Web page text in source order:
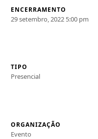
ENCERRAMENTO
29 setembro, 2022 5:00 pm
TIPO
Presencial
ORGANIZAÇÃO
Evento